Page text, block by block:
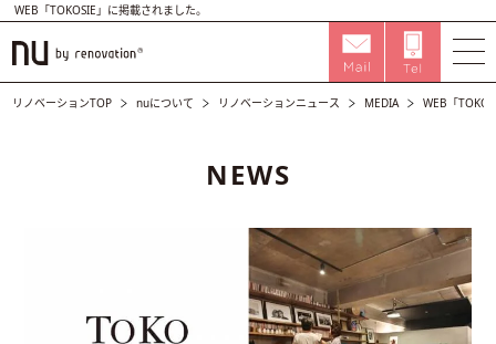
WEB「TOKOSIE」に掲載されました。
リノベーションTOP nuについて リノベーションニュース MEDIA WEB「
NEWS